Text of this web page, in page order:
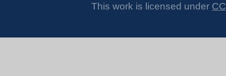
This work is licensed under